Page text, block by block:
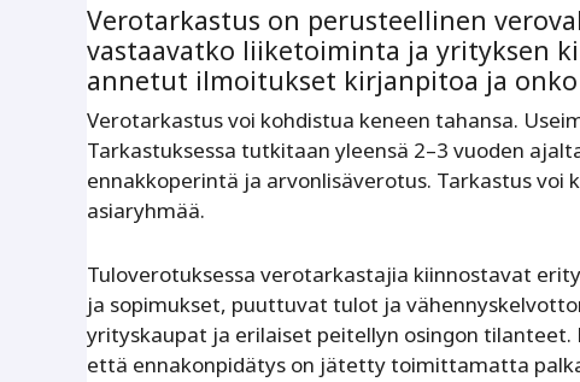
Verotarkastus on perusteellinen
vastaavatko liiketoiminta ja yrityksen
annetut ilmoitukset kirjanpitoa ja
Verotarkastus voi kohdistua keneen tahansa.
Tarkastuksessa tutkitaan yleensä 2–3 vuoden
ennakkoperintä ja arvonlisäverotus. Tarkastus
asiaryhmää.
Tuloverotuksessa verotarkastajia kiinnostavat
ja sopimukset, puuttuvat tulot ja
yrityskaupat ja erilaiset peitellyn osingon tilanteet.
että ennakonpidätys on jätetty toimittamatta